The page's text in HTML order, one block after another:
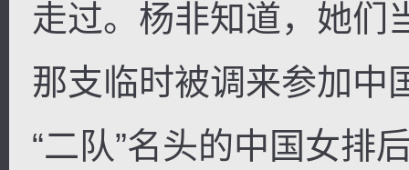
走过。杨非知道，她们
那支临时被调来参加中
“二队”名头的中国女排